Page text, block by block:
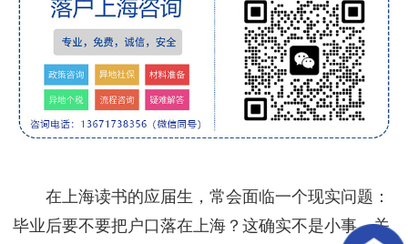
务
优
案
在上海读书的应届生，常会面临一个现实问题：
毕业后要不要把户口落在上海？这确实不是小事，关